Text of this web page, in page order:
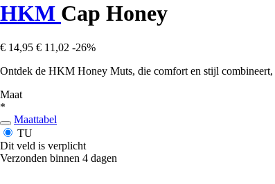
HKM Cap Honey
€ 14,95 € 11,02 -26%
Ontdek de HKM Honey Muts, die comfort en stijl
Maat
*
Maattabel
TU
Dit veld is verplicht
Verzonden binnen 4 dagen